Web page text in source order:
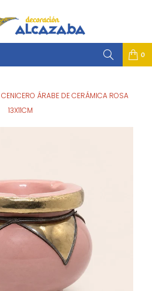
0
CENICERO ÁRABE DE CERÁMICA ROSA
13X11CM